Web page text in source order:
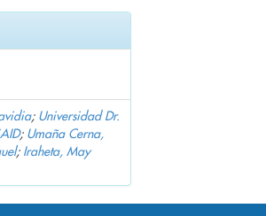
; Universidad Dr.
; Umaña Cerna,
; Iraheta, May